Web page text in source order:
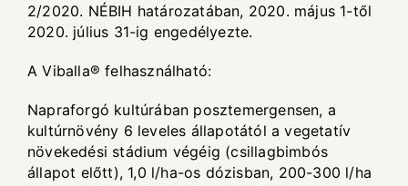
2/2020. NÉBIH határozatában, 2020. május 1-től
2020. július 31-ig engedélyezte.
A Viballa® felhasználható:
Napraforgó kultúrában posztemergensen, a
kultúrnövény 6 leveles állapotától a vegetatív
növekedési stádium végéig (csillagbimbós
állapot előtt), 1,0 l/ha-os dózisban, 200-300 l/ha